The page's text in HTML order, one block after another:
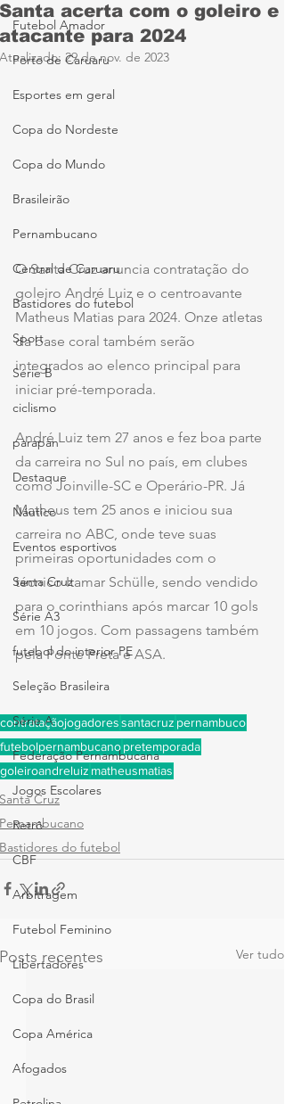
Futebol Amador
Porto de Caruaru
Esportes em geral
Copa do Nordeste
Copa do Mundo
Brasileirão
Pernambucano
Central de Caruaru
Bastidores do futebol
Sport
Série B
ciclismo
parapan
Destaque
Náutico
Eventos esportivos
Santa Cruz
Série A3
futebol do interior PE
Seleção Brasileira
Série A
Federação Pernambucana
Jogos Escolares
Retrô
CBF
Arbitragem
Futebol Feminino
Libertadores
Copa do Brasil
Copa América
Afogados
Santa acerta com o goleiro e
atacante para 2024
Atualizado: 29 de nov. de 2023
O Santa Cruz anuncia contratação do
goleiro André Luiz e o centroavante
Matheus Matias para 2024. Onze atletas
da base coral também serão
integrados ao elenco principal para
iniciar pré-temporada.
André Luiz tem 27 anos e fez boa parte
da carreira no Sul no país, em clubes
como Joinville-SC e Operário-PR. Já
Matheus tem 25 anos e iniciou sua
carreira no ABC, onde teve suas
primeiras oportunidades com o
técnico Itamar Schülle, sendo vendido
para o corinthians após marcar 10 gols
em 10 jogos. Com passagens também
pela Ponte Preta e ASA.
contrataçãojogadoressantacruz pernambuco
futebolpernambucanopretemporada
goleiroandreluiz matheusmatias
Santa Cruz
Pernambucano
Bastidores do futebol
Posts recentes Ver tudo